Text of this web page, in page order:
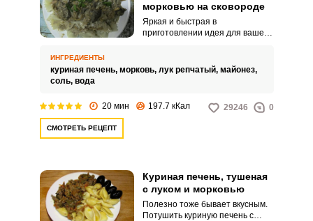
морковью на сковороде
Яркая и быстрая в
приготовлении идея для вашего
майонезе. Сытное горячее
ИНГРЕДИЕНТЫ
куриная печень, морковь, лук репчатый, майонез,
соль, вода
20 мин 197.7 кКал 29246 0
СМОТРЕТЬ РЕЦЕПТ
Куриная печень, тушеная
с луком и морковью
Полезно тоже бывает вкусным.
Потушить куриную печень с